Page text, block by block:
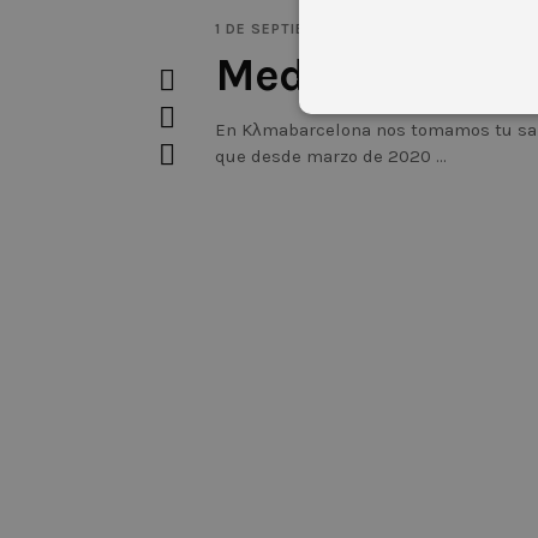
1 DE SEPTIEMBRE DE 2020
Medidas de
En Kλmabarcelona nos tomamos tu
que desde marzo de 2020
Las cookies estrictamente